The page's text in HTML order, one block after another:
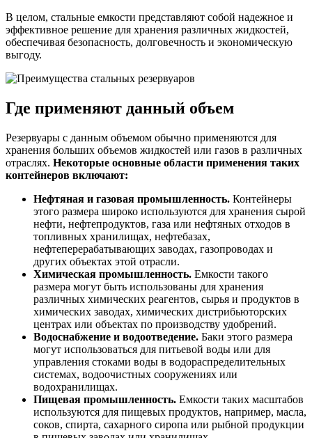
В целом, стальные емкости представляют собой надежное и
эффективное решение для хранения различных жидкостей,
обеспечивая безопасность, долговечность и экономическую
выгоду.
Где применяют данный объем
Резервуары с данным объемом обычно применяются для
хранения больших объемов жидкостей или газов в различных
отраслях. Некоторые основные области применения таких
контейнеров включают:
Нефтяная и газовая промышленность. Контейнеры
этого размера широко используются для хранения сырой
нефти, нефтепродуктов, газа или нефтяных отходов в
топливных хранилищах, нефтебазах,
нефтеперерабатывающих заводах, газопроводах и
других объектах этой отрасли.
Химическая промышленность. Емкости такого
размера могут быть использованы для хранения
различных химических реагентов, сырья и продуктов в
химических заводах, химических дистрибьюторских
центрах или объектах по производству удобрений.
Водоснабжение и водоотведение. Баки этого размера
могут использоваться для питьевой воды или для
управления стоками воды в водораспределительных
системах, водоочистных сооружениях или
водохранилищах.
Пищевая промышленность. Емкости таких масштабов
используются для пищевых продуктов, например, масла,
соков, спирта, сахарного сиропа или рыбной продукции